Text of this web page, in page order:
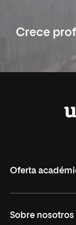
Crece
Oferta
Maestrías
Sobre nosotros